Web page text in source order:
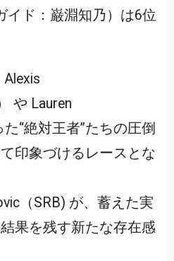
イド：巌淵知乃）は6位
や Lauren
“絶対王者”たちの圧倒
印象づけるレースとな
（SRB) が、蓄えた実
果を残す新たな存在感